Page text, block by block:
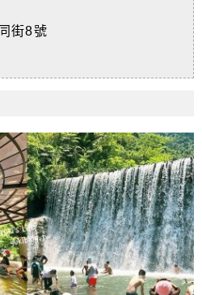
街8號